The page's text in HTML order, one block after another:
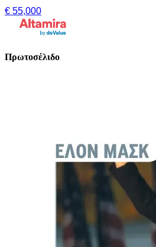
€ 55,000
Πρωτοσέλιδο